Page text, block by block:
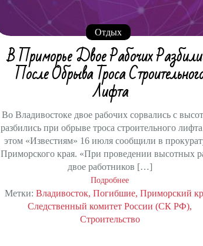
Отдых
В Приморье Двое Рабочих
После Обрыва Троса
Лифта
Во Владивостоке двое рабочих сорвались с
разбились при обрыве троса строительного
этом «Известиям» 16 июля сообщили в
Приморского края. «При проведении высотных
двое работников […]
Подробнее
Метки: Владивосток Погибшие Приморский
Следственный комитет России (СК РФ)
Строительство